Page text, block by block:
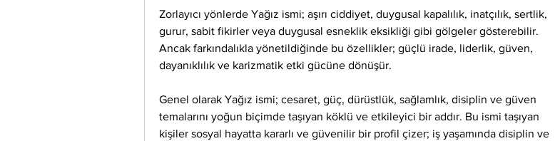
Zorlayıcı yönlerde Yağız ismi; aşırı ciddiyet, duygusal kapalılık, inatçılık, sertlik,
gurur, sabit fikirler veya duygusal esneklik eksikliği gibi gölgeler gösterebilir.
Ancak farkındalıkla yönetildiğinde bu özellikler; güçlü irade, liderlik, güven,
dayanıklılık ve karizmatik etki gücüne dönüşür.
Genel olarak Yağız ismi; cesaret, güç, dürüstlük, sağlamlık, disiplin ve güven
temalarını yoğun biçimde taşıyan köklü ve etkileyici bir addır. Bu ismi taşıyan
kişiler sosyal hayatta kararlı ve güvenilir bir profil çizer; iş yaşamında disiplin ve